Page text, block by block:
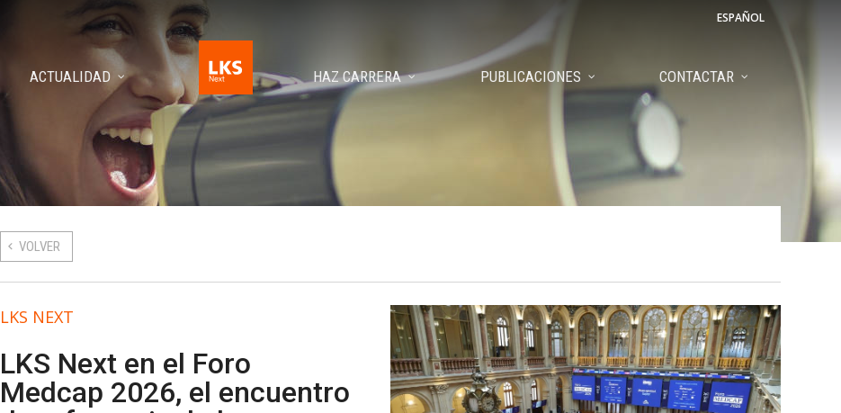
ESPAÑOL
ACTUALIDAD HAZ CARRERA PUBLICACIONES CONTACTAR
VOLVER
LKS NEXT
LKS Next en el Foro
Medcap 2026, el encuentro